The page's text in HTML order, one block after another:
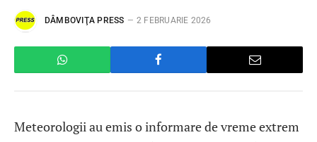
DÂMBOVIŢA PRESS 2 FEBRUARIE 2026
Meteorologii au emis o informare de vreme extrem